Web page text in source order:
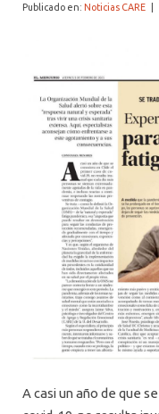
Publicado en: Noticias CARE
A casi un año de que